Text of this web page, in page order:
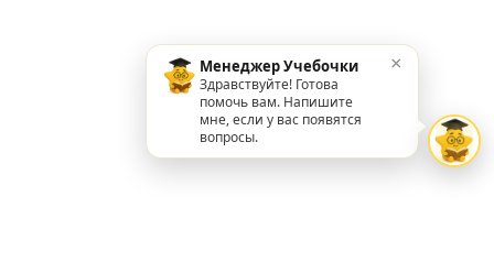
Менеджер Учебочки
Здравствуйте! Готова
помочь вам. Напишите
мне, если у вас появятся
вопросы.
×